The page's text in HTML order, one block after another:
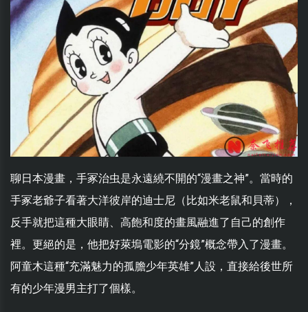
聊日本漫畫，手冢治虫是永遠繞不開的“漫畫之神”。當時的
手冢老爺子看著大洋彼岸的迪士尼（比如米老鼠和貝蒂），
反手就把這種大眼睛、高飽和度的畫風融進了自己的創作
裡。更絕的是，他把好萊塢電影的“分鏡”概念帶入了漫畫。
阿童木這種“充滿魅力的孤膽少年英雄”人設，直接給後世所
有的少年漫男主打了個樣。